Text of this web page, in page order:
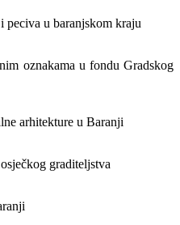
peciva u baranjskom kraju
oznakama u fondu Gradskog
arhitekture u Baranji
graditeljstva